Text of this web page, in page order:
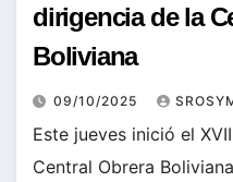
dirigencia de la
Boliviana
09/10/2025
Este jueves inició el
Central Obrera